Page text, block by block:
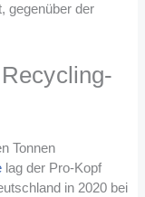
gegenüber der
Tonnen
lag der Pro-Kopf
in 2020 bei